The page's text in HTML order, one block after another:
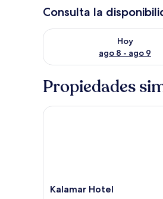
Consulta la
Hoy
ago 8 - ago 9
Consulta la disponibilidad
Propiedades
Kalamar
Kalamar Hotel
Kalamar Hotel